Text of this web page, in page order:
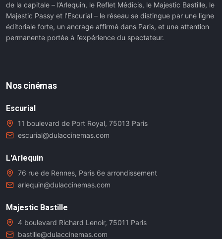
de la capitale – l’Arlequin, le Reflet Médicis, le Majestic Bastille, le
Majestic Passy et l’Escurial – le réseau se distingue par une ligne
éditoriale forte, un ancrage affirmé dans Paris, et une attention
permanente portée à l’expérience du spectateur.
Nos cinémas
Escurial
11 boulevard de Port Royal, 75013 Paris
escurial@dulaccinemas.com
L'Arlequin
76 rue de Rennes, Paris 6e arrondissement
arlequin@dulaccinemas.com
Majestic Bastille
4 boulevard Richard Lenoir, 75011 Paris
bastille@dulaccinemas.com